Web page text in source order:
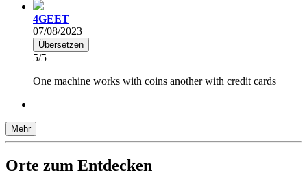
4GEET
07/08/2023
Übersetzen
5/5
One machine works with coins another with credit cards
Mehr
Orte zum Entdecken